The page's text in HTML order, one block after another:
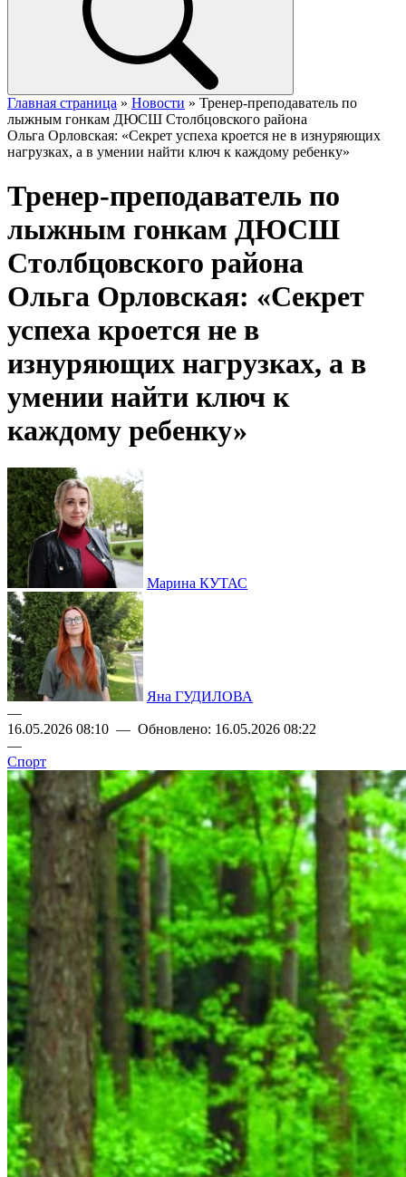
Главная страница » Новости » Тренер-преподаватель по
лыжным гонкам ДЮСШ Столбцовского района
Ольга Орловская: «Секрет успеха кроется не в изнуряющих
нагрузках, а в умении найти ключ к каждому ребенку»
Тренер-преподаватель по
лыжным гонкам ДЮСШ
Столбцовского района
Ольга Орловская: «Секрет
успеха кроется не в
изнуряющих нагрузках, а в
умении найти ключ к
каждому ребенку»
Марина КУТАС
Яна ГУДИЛОВА
—
16.05.2026 08:10 — Обновлено: 16.05.2026 08:22
—
Спорт